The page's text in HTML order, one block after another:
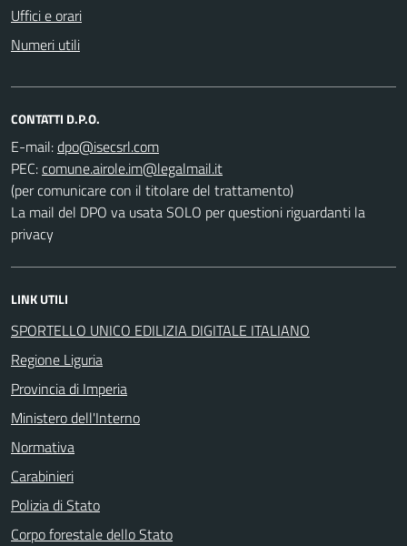
Uffici e orari
Numeri utili
CONTATTI D.P.O.
E-mail:
PEC:
(per comunicare con il titolare del trattamento)
La mail del DPO va usata SOLO per questioni riguardanti la
privacy
LINK UTILI
SPORTELLO UNICO EDILIZIA DIGITALE ITALIANO
Regione Liguria
Provincia di Imperia
Ministero dell'Interno
Normativa
Carabinieri
Polizia di Stato
Corpo forestale dello Stato